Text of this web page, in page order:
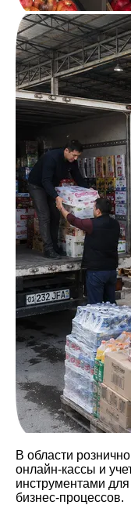
В области
онлайн-кассы и
инструментами
бизнес-процессов.